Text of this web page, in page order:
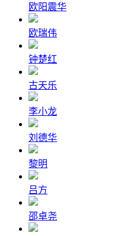
欧阳震华
欧瑞伟
钟楚红
古天乐
李小龙
刘德华
黎明
吕方
邵卓尧